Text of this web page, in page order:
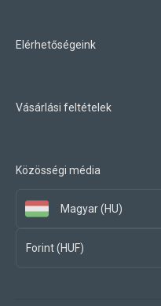
Elérhetőségeink
Vásárlási feltételek
Közösségi média
Magyar (HU)
Forint (HUF)